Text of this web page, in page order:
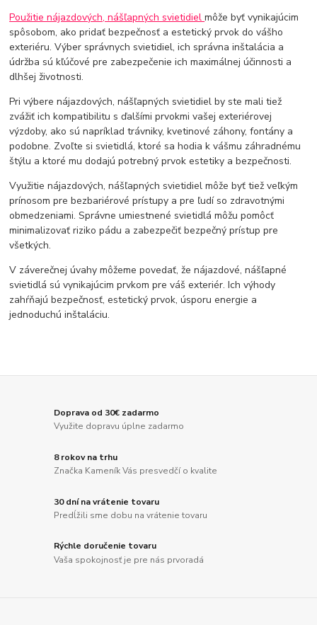
Použitie nájazdových, nášľapných svietidielmôže byť vynikajúcim
spôsobom, ako pridať bezpečnosť a estetický prvok do vášho
exteriéru. Výber správnych svietidiel, ich správna inštalácia a
údržba sú kľúčové pre zabezpečenie ich maximálnej účinnosti a
dlhšej životnosti.
Pri výbere nájazdových, nášľapných svietidiel by ste mali tiež
zvážiť ich kompatibilitu s ďalšími prvokmi vašej exteriérovej
výzdoby, ako sú napríklad trávniky, kvetinové záhony, fontány a
podobne. Zvoľte si svietidlá, ktoré sa hodia k vášmu záhradnému
štýlu a ktoré mu dodajú potrebný prvok estetiky a bezpečnosti.
Využitie nájazdových, nášľapných svietidiel môže byť tiež veľkým
prínosom pre bezbariérové prístupy a pre ľudí so zdravotnými
obmedzeniami. Správne umiestnené svietidlá môžu pomôcť
minimalizovať riziko pádu a zabezpečiť bezpečný prístup pre
všetkých.
V záverečnej úvahy môžeme povedať, že nájazdové, nášľapné
svietidlá sú vynikajúcim prvkom pre váš exteriér. Ich výhody
zahŕňajú bezpečnosť, estetický prvok, úsporu energie a
jednoduchú inštaláciu.
Doprava od 30€ zadarmo
Využite dopravu úplne zadarmo
8 rokov na trhu
Značka Kameník Vás presvedčí o kvalite
30 dní na vrátenie tovaru
Predĺžili sme dobu na vrátenie tovaru
Rýchle doručenie tovaru
Vaša spokojnosť je pre nás prvoradá